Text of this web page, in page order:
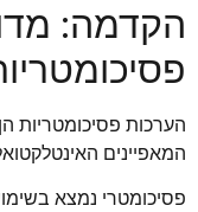
הקדמה:
הערכות
המאפיינים
פסיכומטרי נמצא